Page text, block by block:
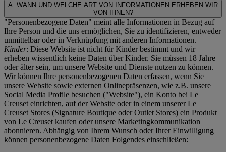
A. WANN UND WELCHE ART VON INFORMATIONEN ERHEBEN WIR
VON IHNEN?
"Personenbezogene Daten" meint alle Informationen in Bezug auf
Ihre Person und die uns ermöglichen, Sie zu identifizieren, entweder
unmittelbar oder in Verknüpfung mit anderen Informationen.
Kinder: Diese Website ist nicht für Kinder bestimmt und wir
erheben wissentlich keine Daten über Kinder. Sie müssen 18 Jahre
oder älter sein, um unsere Website und Dienste nutzen zu können.
Wir können Ihre personenbezogenen Daten erfassen, wenn Sie
unsere Website sowie externen Onlinepräsenzen, wie z.B. unsere
Social Media Profile besuchen ("Website"), ein Konto bei Le
Creuset einrichten, auf der Website oder in einem unserer Le
Creuset Stores (Signature Boutique oder Outlet Stores) ein Produkt
von Le Creuset kaufen oder unsere Marketingkommunikation
abonnieren. Abhängig von Ihrem Wunsch oder Ihrer Einwilligung
können personenbezogene Daten Folgendes einschließen: